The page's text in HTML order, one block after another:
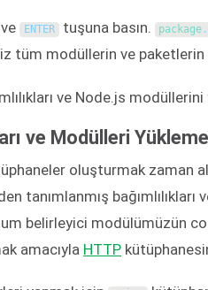
ENTER tuşuna basın. package .
tüm modüllerin ve paketlerin
ve Node.js
ve Modülleri Yükleme
oluşturmak zaman
tanımlanmış
belirleyici modülümüzün
amacıyla HTTP